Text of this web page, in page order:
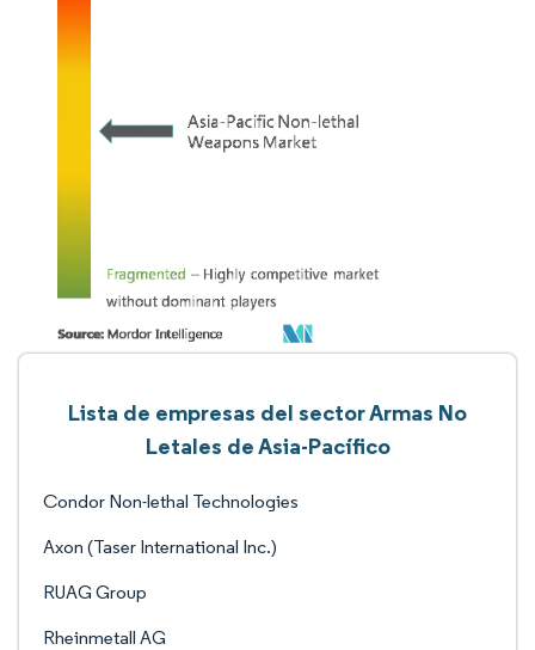
Lista de empresas del sector Armas No
Letales de Asia-Pacífico
Condor Non-lethal Technologies
Axon (Taser International Inc.)
RUAG Group
Rheinmetall AG